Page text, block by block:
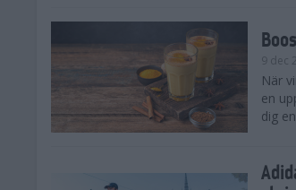
9 dec
När
en
dig